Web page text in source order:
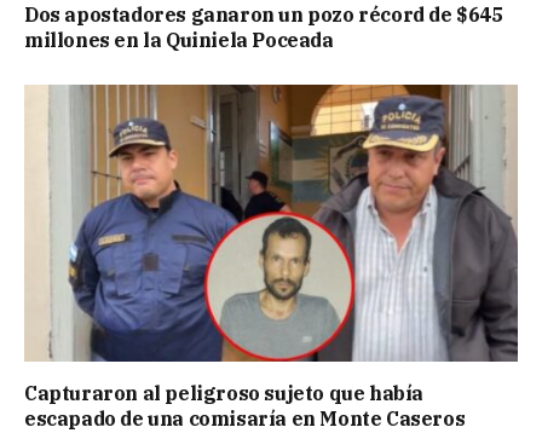
Dos apostadores ganaron un pozo récord de $645
millones en la Quiniela Poceada
Capturaron al peligroso sujeto que había
escapado de una comisaría en Monte Caseros